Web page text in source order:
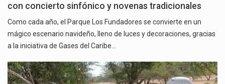
con concierto sinfónico y novenas tradicionales
Como cada año, el Parque Los Fundadores se convierte en un
mágico escenario navideño, lleno de luces y decoraciones, gracias
a la iniciativa de Gases del Caribe…